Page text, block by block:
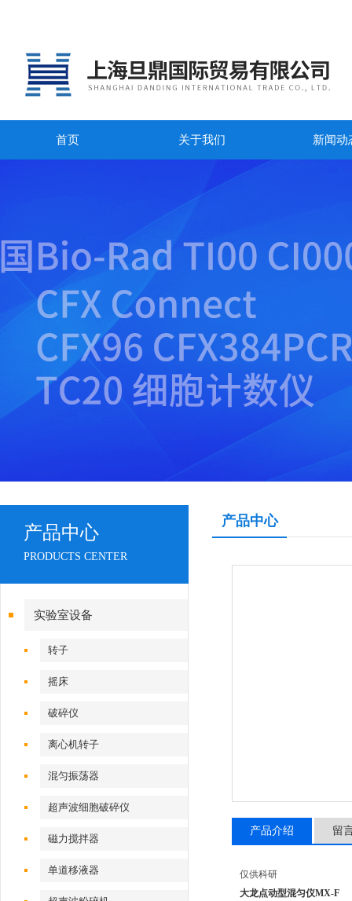
首页 关于我们 新闻动
产品中心
PRODUCTS CENTER
实验室设备
转子
摇床
破碎仪
离心机转子
混匀振荡器
超声波细胞破碎仪
磁力搅拌器
单道移液器
产品中心
产品介绍 留
仅供科研
大龙点动型混匀仪MX-F